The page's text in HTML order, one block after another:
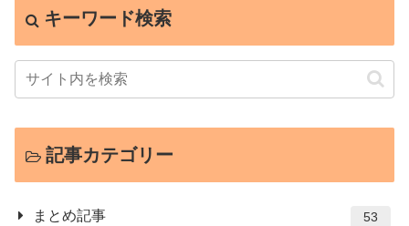
キーワード検索
記事カテゴリー
まとめ記事 53